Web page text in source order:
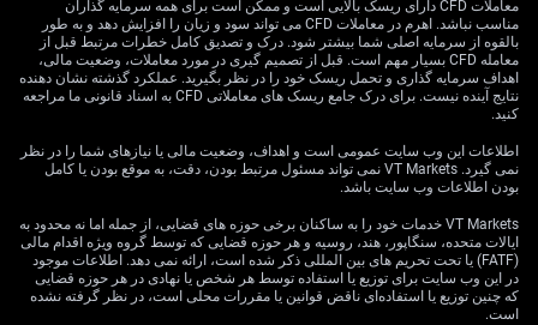
نرخ بهره توسط فدرال رزرو اکنون کمتر شده، تورم نیوزیلند
همچنان سرسختانه بالاست و آخرین‌بار در نرخ سالانه 3.6%
ثبت شد؛ عاملی که بانک مرکزی نیوزیلند را در مسیر انقباض
نگه می‌دارد. ما انتظار داریم این شکاف سیاستی بین دو بانک
مرکزی بیشتر شود و به‌طور مستقیم به نفع دلار نیوزیلند تمام
شود.
استراتژی معاملاتی و اثر
داده‌های چین
معاملات CFD دارای ریسک بالایی است و ممکن است برای همه سرمایه گذاران
مناسب نباشد. اهرم در معاملات CFD می تواند سود و زیان را افزایش دهد و به طور
بالقوه از سرمایه اصلی شما بیشتر شود. درک و تصدیق کامل خطرات مرتبط قبل از
معامله CFD بسیار مهم است. قبل از تصمیم گیری در مورد معاملات، وضعیت مالی،
اهداف سرمایه گذاری و تحمل ریسک خود را در نظر بگیرید. عملکرد گذشته نشان دهنده
نتایج آینده نیست. برای درک جامع ریسک های معاملاتی CFD به اسناد قانونی ما مراجعه
کنید.
اطلاعات این وب سایت عمومی است و اهداف، وضعیت مالی یا نیازهای شما را در نظر
نمی گیرد. VT Markets نمی تواند مسئول مرتبط بودن، دقت، به موقع بودن یا کامل
بودن اطلاعات وب سایت باشد.
VT Markets خدمات خود را به ساکنان برخی حوزه های قضایی، از جمله اما نه محدود به
ایالات متحده، سنگاپور، هند، روسیه و هر حوزه قضایی که توسط گروه ویژه اقدام مالی
(FATF) یا تحت تحریم های بین المللی ذکر شده است، ارائه نمی دهد. اطلاعات موجود
در این وب سایت برای توزیع یا استفاده توسط هر شخص یا نهادی در هر حوزه قضایی
که چنین توزیع یا استفاده‌ای ناقض قوانین یا مقررات محلی است، در نظر گرفته نشده
است.